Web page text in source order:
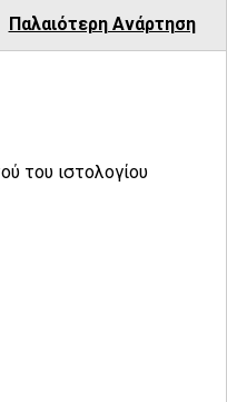
Παλαιότερη Ανάρτηση
του ιστολογίου